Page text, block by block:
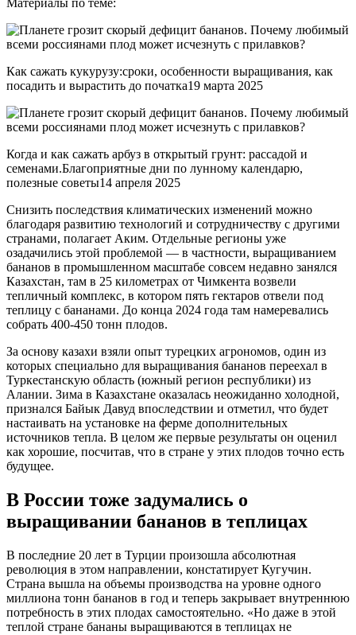
Как сажать кукурузу:сроки, особенности выращивания, как
посадить и вырастить до початка19 марта 2025
Когда и как сажать арбуз в открытый грунт: рассадой и
семенами.Благоприятные дни по лунному календарю,
полезные советы14 апреля 2025
Снизить последствия климатических изменений можно
благодаря развитию технологий и сотрудничеству с другими
странами, полагает Аким. Отдельные регионы уже
озадачились этой проблемой — в частности, выращиванием
бананов в промышленном масштабе совсем недавно занялся
Казахстан, там в 25 километрах от Чимкента возвели
тепличный комплекс, в котором пять гектаров отвели под
теплицу с бананами. До конца 2024 года там намеревались
собрать 400-450 тонн плодов.
За основу казахи взяли опыт турецких агрономов, один из
которых специально для выращивания бананов переехал в
Туркестанскую область (южный регион республики) из
Алании. Зима в Казахстане оказалась неожиданно холодной,
признался Байык Давуд впоследствии и отметил, что будет
настаивать на установке на ферме дополнительных
источников тепла. В целом же первые результаты он оценил
как хорошие, посчитав, что в стране у этих плодов точно есть
будущее.
В России тоже задумались о
выращивании бананов в теплицах
В последние 20 лет в Турции произошла абсолютная
революция в этом направлении, констатирует Кугучин.
Страна вышла на объемы производства на уровне одного
миллиона тонн бананов в год и теперь закрывает внутреннюю
потребность в этих плодах самостоятельно. «Но даже в этой
теплой стране бананы выращиваются в теплицах не